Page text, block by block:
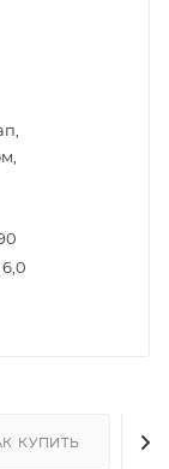
6,0
КУПИТЬ